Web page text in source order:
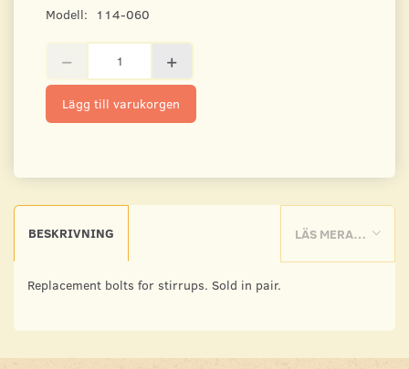
Modell: 114-060
Lägg till varukorgen
LÄS MERA…
BESKRIVNING
Replacement bolts for stirrups. Sold in pair.